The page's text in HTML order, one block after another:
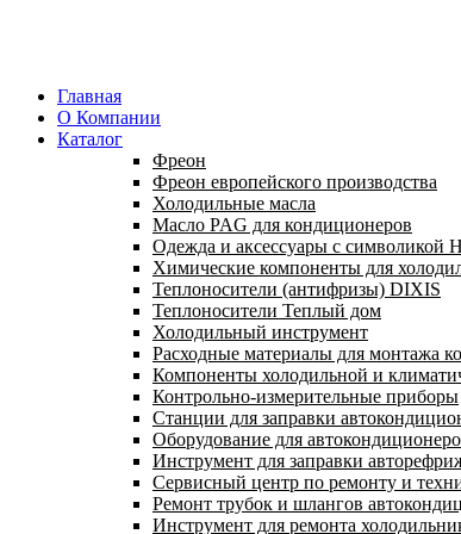
Главная
О Компании
Каталог
Фреон
Фреон европейского производства
Холодильные масла
Масло PAG для кондиционеров
Одежда и аксессуары с символикой
Химические компоненты для
Теплоносители (антифризы) DIXIS
Теплоносители Теплый дом
Холодильный инструмент
Расходные материалы для монтажа
Компоненты холодильной и
Контрольно-измерительные приборы
Станции для заправки
Оборудование для
Инструмент для заправки
Сервисный центр по ремонту и
Ремонт трубок и шлангов
Инструмент для ремонта